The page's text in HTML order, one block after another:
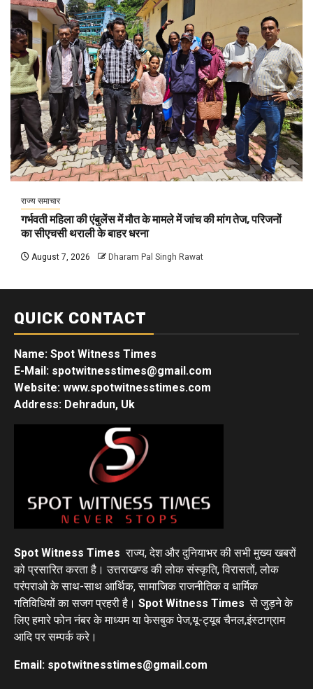
राज्य समाचार
गर्भवती महिला की एंबुलेंस में मौत के मामले में जांच की मांग तेज, परिजनों
का सीएचसी थराली के बाहर धरना
August 7, 2026 Dharam Pal Singh Rawat
QUICK CONTACT
Name: Spot Witness Times
E-Mail: spotwitnesstimes@gmail.com
Website: www.spotwitnesstimes.com
Address: Dehradun, Uk
Spot Witness Times राज्य, देश और दुनियाभर की सभी मुख्य खबरों
को प्रसारित करता है। उत्तराखण्ड की लोक संस्कृति, विरासतों, लोक
परंपराओ के साथ-साथ आर्थिक, सामाजिक राजनीतिक व धार्मिक
गतिविधियों का सजग प्रहरी है। Spot Witness Times से जुड़ने के
लिए हमारे फोन नंबर के माध्यम या फेसबुक पेज,यू-ट्यूब चैनल,इंस्टाग्राम
आदि पर सम्पर्क करे।
Email: spotwitnesstimes@gmail.com